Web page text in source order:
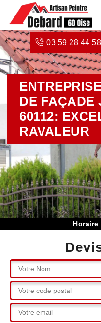
03 59 28 44 58
DE FAÇADE
60112:
RAVALEUR
Horaire